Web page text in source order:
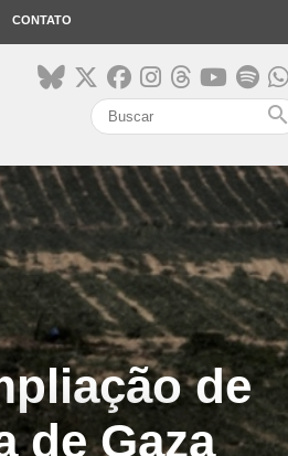
CONTATO
search
de
de Gaza